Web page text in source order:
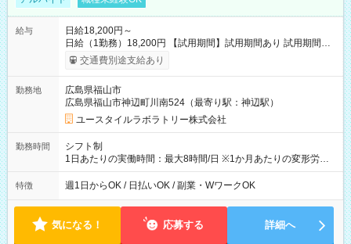
給与
日給18,200円～
日給（1勤務）18,200円 【試用期間】試用期間あり 試用期間の
長さ：3ヶ月 雇用形態、給与は本採用時と同じです。
交通費別途支給あり
勤務地
広島県福山市
広島県福山市神辺町川南524（最寄り駅：神辺駅）
ユースタイルラボラトリー株式会社
勤務時間
シフト制
1日あたりの実働時間：最大8時間/日 ※1か月あたりの変形労働
制（週平均40時間以内） 夜勤：17:00-翌09:00（休憩2時間）
特徴 週1日からOK / 日払いOK / 副業・WワークOK
気になる！ 応募する 詳細へ